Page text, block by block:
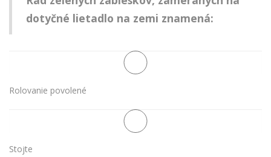
dotyčné lietadlo na zemi znamená:
Rolovanie povolené
Stojte